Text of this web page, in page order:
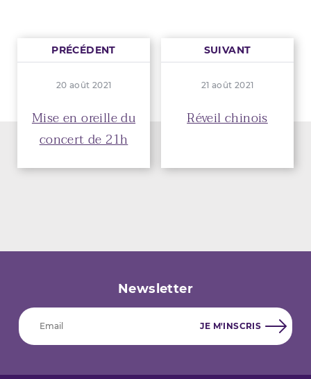
PRÉCÉDENT
20 août 2021
Mise en oreille du
concert de 21h
SUIVANT
21 août 2021
Réveil chinois
Newsletter